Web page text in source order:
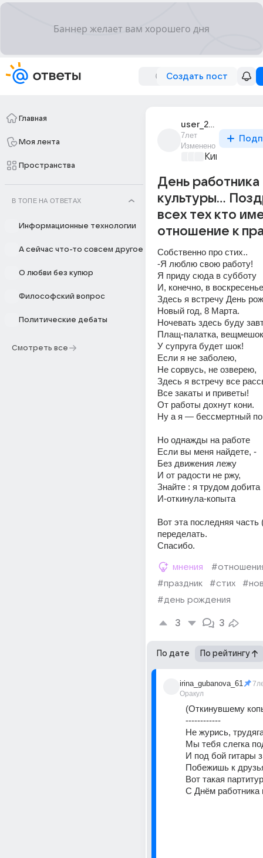
Создать пост
Главная
Моя лента
Пространства
В ТОПЕ НА ОТВЕТАХ
Информационные технологии
А сейчас что-то совсем другое
О любви без купюр
Философский вопрос
Политические дебаты
Смотреть все
user_20911034
7лет
Изменено
Киномания
День работника
культуры...
всех тех кто
отношение к
Собственно про стих..
-Я люблю свою работу!
Я приду сюда в субботу
И, конечно, в
Здесь я встречу День
Новый год, 8 Марта.
Ночевать здесь буду
Плащ-палатка,
У супруга будет шок!
Если я не заболею,
Не сорвусь, не озверею,
Здесь я встречу все
Все закаты и приветы!
От работы дохнут кони.
Ну а я — бессмертный
Но однажды на работе
Если вы меня найдете, -
Без движения лежу
И от радости не ржу,
Знайте : я трудом добита
И-откинула-копыта
Вот эта последняя часть
переделать.
Спасибо.
мнения
#праздник
#стих
#день рождения
3 3
По дате По рейтингу
irina_gubanova_61
Оракул
(Откинувшему
------------
Не журись,
Мы тебя слегка
И под бой гитары
Побежишь к
Вот такая
С Днём работника